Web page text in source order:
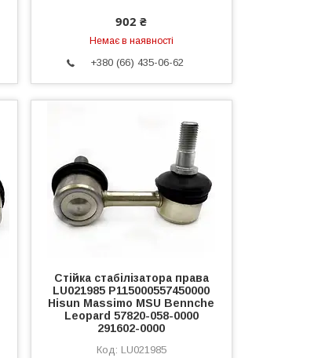
902 ₴
Немає в наявності
+380 (66) 435-06-62
Стійка стабілізатора права
LU021985 P115000557450000
Hisun Massimo MSU Bennche
Leopard 57820-058-0000
291602-0000
LU021985